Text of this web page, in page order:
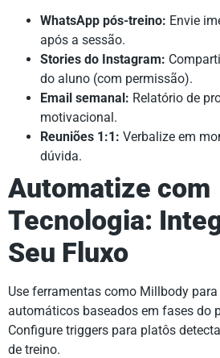
WhatsApp pós-treino: Envie
após a sessão.
Stories do Instagram:
do aluno (com permissão).
Email semanal: Relatório de
motivacional.
Reuniões 1:1: Verbalize em
dúvida.
Automatize com
Tecnologia:
Seu Fluxo
Use ferramentas como Millbody
automáticos baseados em fases do
Configure triggers para platôs
de treino.